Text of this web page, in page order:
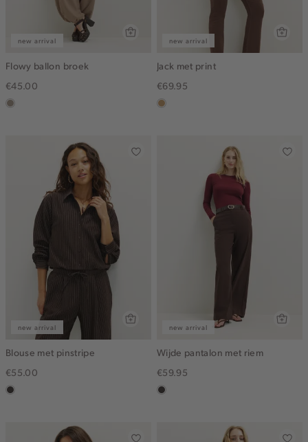
new arrival
Flowy ballon broek
€45.00
taupe,
new arrival
Jack met print
€69.95
camel
new arrival
Blouse met pinstripe
€55.00
choco
new arrival
Wijde pantalon met riem
€59.95
choco